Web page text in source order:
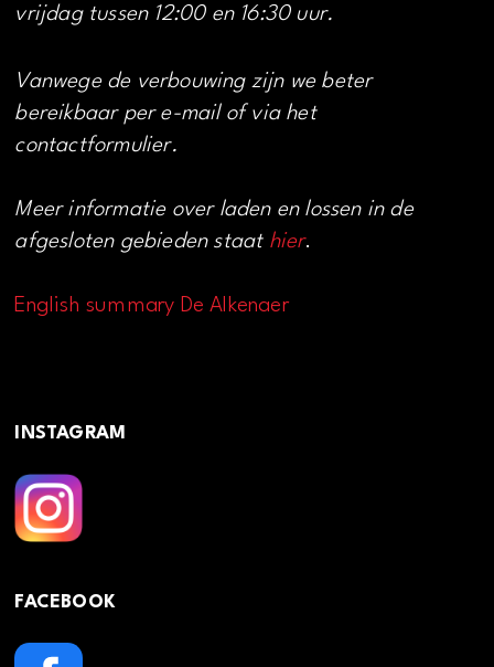
vrijdag tussen 12:00 en 16:30 uur.
Vanwege de verbouwing zijn we beter
bereikbaar per e-mail of via het
contactformulier.
Meer informatie over laden en lossen in de
afgesloten gebieden staat hier.
English summary De Alkenaer
INSTAGRAM
FACEBOOK